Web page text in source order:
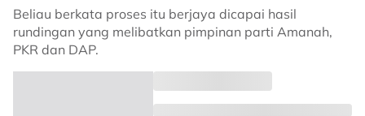
Beliau berkata proses itu berjaya dicapai hasil
rundingan yang melibatkan pimpinan parti Amanah,
PKR dan DAP.